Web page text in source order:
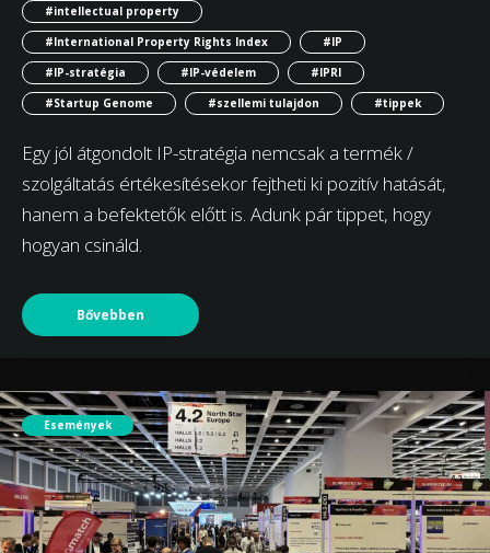
#intellectual property
#International Property Rights Index
#IP
#IP-stratégia
#IP-védelem
#IPRI
#Startup Genome
#szellemi tulajdon #tippek
Egy jól átgondolt IP-stratégia nemcsak a termék /
szolgáltatás értékesítésekor fejtheti ki pozitív hatását,
hanem a befektetők előtt is. Adunk pár tippet, hogy
hogyan csináld.
Bővebben
Események